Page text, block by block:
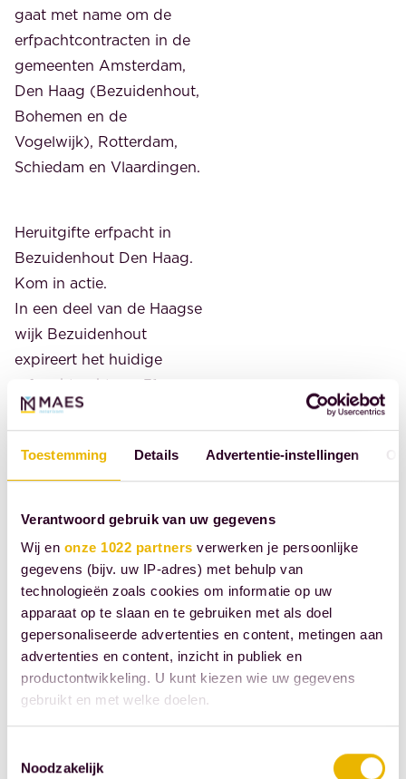
Toestemming Details Advertentie-instellingen
Verantwoord gebruik van uw gegevens
Wij en onze 1022 partners verwerken je persoonlijke
gegevens (bijv. uw IP-adres) met behulp van
technologieën zoals cookies om informatie op uw
apparaat op te slaan en te gebruiken met als doel
gepersonaliseerde advertenties en content, metingen aan
advertenties en content, inzicht in publiek en
productontwikkeling. U kunt kiezen wie uw gegevens
gebruikt en met welke doelen.
Informatie verzamelen over uw geografische
Noodzakelijk
gaat met name om de
erfpachtcontracten in de
gemeenten Amsterdam,
Den Haag (Bezuidenhout,
Bohemen en de
Vogelwijk), Rotterdam,
Schiedam en Vlaardingen.
Heruitgifte erfpacht in
Bezuidenhout Den Haag.
Kom in actie.
In een deel van de Haagse
wijk Bezuidenhout
expireert het huidige
erfpachtrecht per 31
december 2025. Conform
de Algemene Bepalingen
uit 1986 doet de
gemeente Den Haag, als
eigenaar, ongeveer 2 jaar
erfpachtrecht, een
aanbieding tot heruitgifte
van het erfpachtrecht aan
de zittende erfpachters.
Deze projectmatige
aanbieding hebben de
voor de canon is de